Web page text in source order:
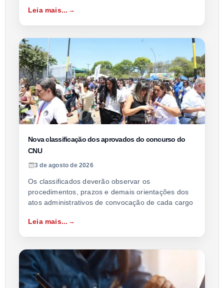
Leia mais...
Nova classificação dos aprovados do concurso do
CNU
3 de agosto de 2026
Os classificados deverão observar os
procedimentos, prazos e demais orientações dos
atos administrativos de convocação de cada cargo
Leia mais...